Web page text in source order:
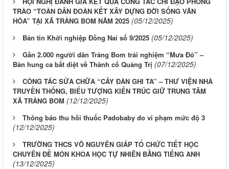
TRÀO “TOÀN DÂN ĐOÀN KẾT XÂY DỰNG ĐỜI SỐNG VĂN
HÓA” TẠI XÃ TRẢNG BOM NĂM 2025 (05/12/2025)
Bản tin Khởi nghiệp Đồng Nai số 9/2025 (05/12/2025)
Gần 2.000 người dân Trảng Bom trải nghiệm “Mưa Đỏ” –
Bản hung ca bất diệt về Thành cổ Quảng Trị (07/12/2025)
CÔNG TÁC SỬA CHỮA “CÂY ĐÀN GHI TA” – THƯ VIỆN NHÀ
TRUYỀN THỐNG, BIỂU TƯỢNG KIẾN TRÚC GIỮ TRUNG TÂM
XÃ TRẢNG BOM (12/12/2025)
Thông báo thu hồi thuốc Padobaby do vi phạm mức độ 3
(12/12/2025)
TRƯỜNG THCS VÕ NGUYÊN GIÁP TỔ CHỨC TIẾT HỌC
CHUYÊN ĐỀ MÔN KHOA HỌC TỰ NHIÊN BẰNG TIẾNG ANH
(13/12/2025)